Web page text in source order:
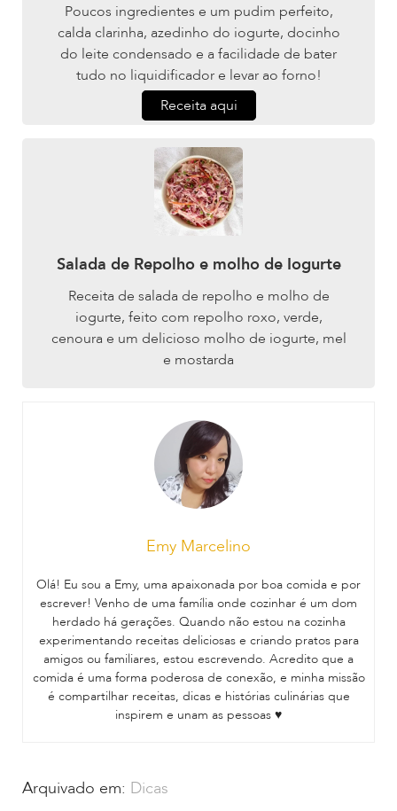
Poucos ingredientes e um pudim perfeito,
calda clarinha, azedinho do iogurte, docinho
do leite condensado e a facilidade de bater
tudo no liquidificador e levar ao forno!
Receita aqui
Salada de Repolho e molho de Iogurte
Receita de salada de repolho e molho de
iogurte, feito com repolho roxo, verde,
cenoura e um delicioso molho de iogurte, mel
e mostarda
Emy Marcelino
Olá! Eu sou a Emy, uma apaixonada por boa comida e por
escrever! Venho de uma família onde cozinhar é um dom
herdado há gerações. Quando não estou na cozinha
experimentando receitas deliciosas e criando pratos para
amigos ou familiares, estou escrevendo. Acredito que a
comida é uma forma poderosa de conexão, e minha missão
é compartilhar receitas, dicas e histórias culinárias que
inspirem e unam as pessoas ♥
Arquivado em: Dicas